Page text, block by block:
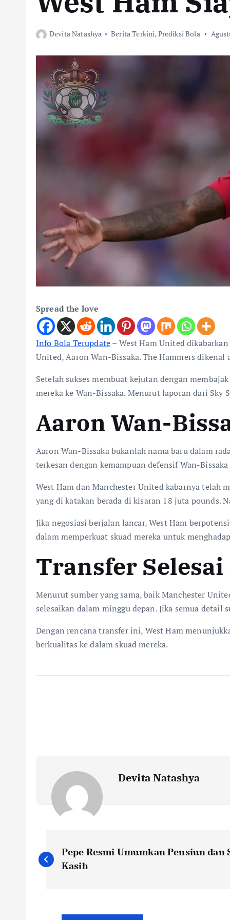
Devita Natashya Berita Terkini, Prediksi Bola
Spread the love
Info Bola Terupdate– West Ham United
United, Aaron Wan-Bissaka. The Hammers
Setelah sukses membuat kejutan dengan
mereka ke Wan-Bissaka. Menurut laporan dari
Aaron Wan-
Aaron Wan-Bissaka bukanlah nama baru dalam
terkesan dengan kemampuan defensif Wan-
West Ham dan Manchester United kabarnya telah
yang di katakan berada di kisaran 18 juta pounds.
Jika negosiasi berjalan lancar, West Ham
dalam memperkuat skuad mereka untuk
Transfer Selesai
Menurut sumber yang sama, baik Manchester
selesaikan dalam minggu depan. Jika semua
Dengan rencana transfer ini, West Ham
berkualitas ke dalam skuad mereka.
Devita Natashya
N
a
Pepe Resmi Umumkan Pensiun dan
Kasih